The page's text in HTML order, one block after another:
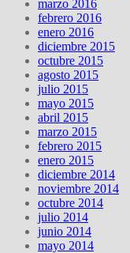
marzo 2016
febrero 2016
enero 2016
diciembre 2015
octubre 2015
agosto 2015
julio 2015
mayo 2015
abril 2015
marzo 2015
febrero 2015
enero 2015
diciembre 2014
noviembre 2014
octubre 2014
julio 2014
junio 2014
mayo 2014